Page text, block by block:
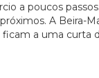
a poucos
A Beira-
a uma curta